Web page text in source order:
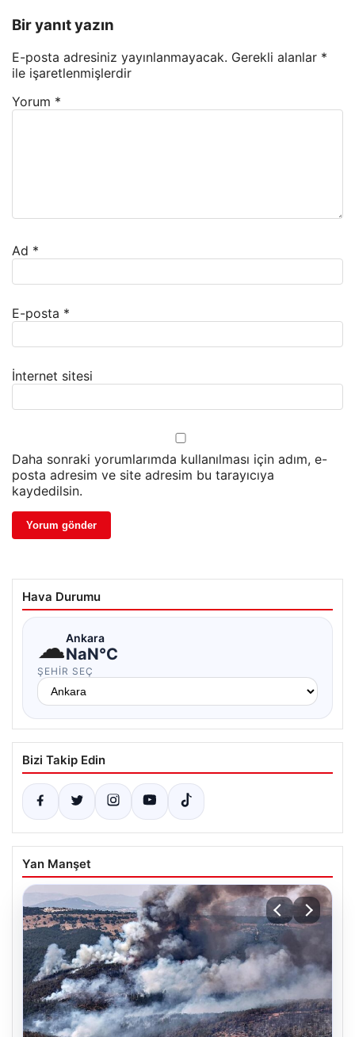
Bir yanıt yazın
E-posta adresiniz yayınlanmayacak. Gerekli alanlar *
ile işaretlenmişlerdir
Yorum *
Ad *
E-posta *
İnternet sitesi
Daha sonraki yorumlarımda kullanılması için adım, e-
posta adresim ve site adresim bu tarayıcıya
kaydedilsin.
Hava Durumu
☁Ankara
NaN°C
ŞEHIR SEÇ
Bizi Takip Edin
Yan Manşet